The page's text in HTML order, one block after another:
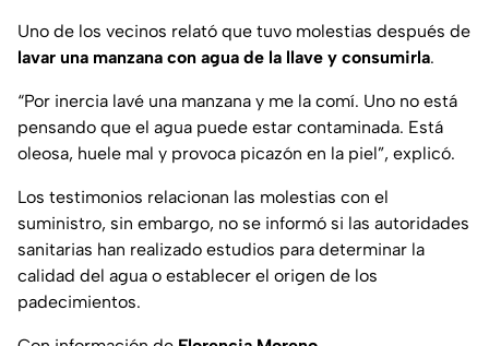
Uno de los vecinos relató que tuvo molestias después de
lavar una manzana con agua de la llave y consumirla.
“Por inercia lavé una manzana y me la comí. Uno no está
pensando que el agua puede estar contaminada. Está
oleosa, huele mal y provoca picazón en la piel”, explicó.
Los testimonios relacionan las molestias con el
suministro, sin embargo, no se informó si las autoridades
sanitarias han realizado estudios para determinar la
calidad del agua o establecer el origen de los
padecimientos.